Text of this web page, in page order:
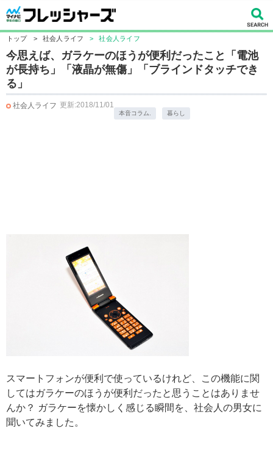
トップ > 社会人ライフ > 社会人ライフ
今思えば、ガラケーのほうが便利だったこと「電池
が長持ち」「液晶が無傷」「ブラインドタッチでき
る」
社会人ライフ 更新:2018/11/01
本音コラム. 暮らし
スマートフォンが便利で使っているけれど、この機能に関
してはガラケーのほうが便利だったと思うことはありませ
んか？ ガラケーを懐かしく感じる瞬間を、社会人の男女に
聞いてみました。